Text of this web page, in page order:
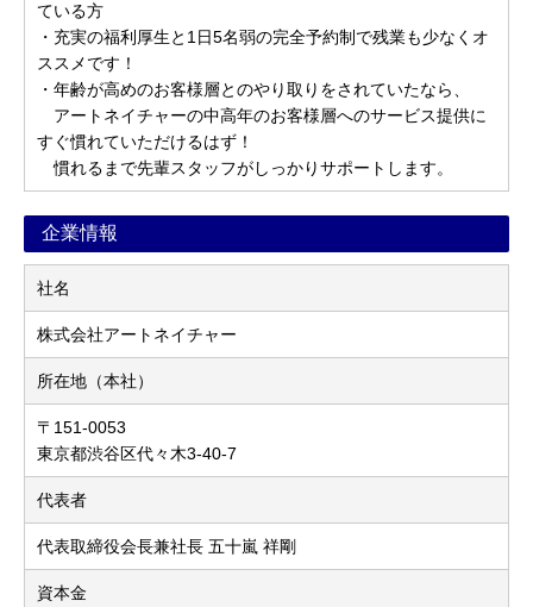
ている方
・充実の福利厚生と1日5名弱の完全予約制で残業も少なくオ
ススメです！
・年齢が高めのお客様層とのやり取りをされていたなら、
アートネイチャーの中高年のお客様層へのサービス提供に
すぐ慣れていただけるはず！
慣れるまで先輩スタッフがしっかりサポートします。
企業情報
社名
株式会社アートネイチャー
所在地（本社）
〒151-0053
東京都渋谷区代々木3-40-7
代表者
代表取締役会長兼社長 五十嵐 祥剛
資本金